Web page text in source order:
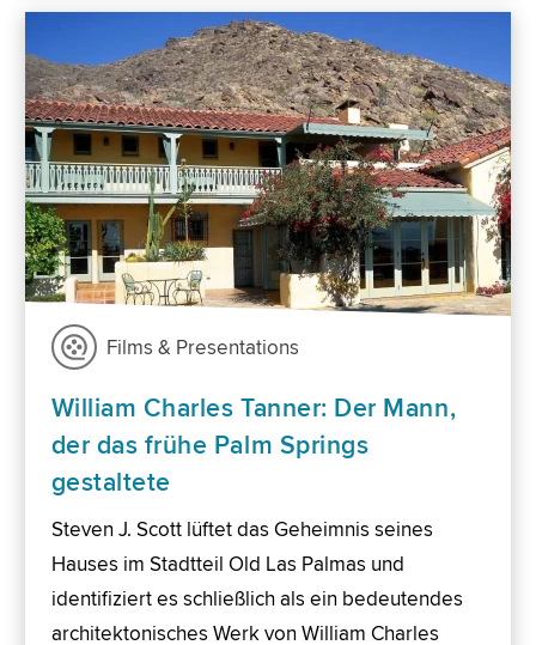
Films & Presentations
William Charles Tanner: Der Mann,
der das frühe Palm Springs
gestaltete
Steven J. Scott lüftet das Geheimnis seines
Hauses im Stadtteil Old Las Palmas und
identifiziert es schließlich als ein bedeutendes
architektonisches Werk von William Charles